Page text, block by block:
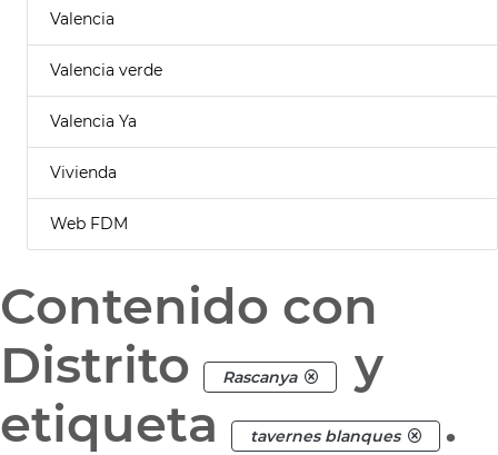
Valencia
Valencia verde
Valencia Ya
Vivienda
Web FDM
Contenido con
Distrito
Rascanya
y
etiqueta
tavernes blanques .